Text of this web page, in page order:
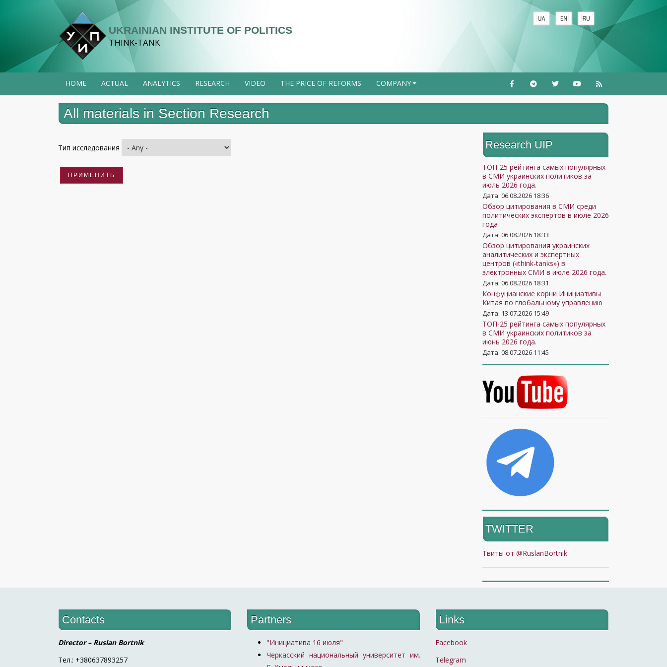
UKRAINIAN INSTITUTE OF POLITICS
THINK-TANK
HOME ACTUAL ANALYTICS RESEARCH VIDEO THE PRICE OF REFORMS +
COMPANY
All materials in Section Research
Тип исследования Research UIP
ТОП-25 рейтинга самых популярных
в СМИ украинских политиков за
июль 2026 года.
Дата: 06.08.2026 18:36
Обзор цитирования в СМИ среди
политических экспертов в июле 2026
года
Дата: 06.08.2026 18:33
Обзор цитирования украинских
аналитических и экспертных
центров («think-tanks») в
электронных СМИ в июле 2026 года.
Дата: 06.08.2026 18:31
Конфуцианские корни Инициативы
Китая по глобальному управлению
Дата: 13.07.2026 15:49
ТОП-25 рейтинга самых популярных
в СМИ украинских политиков за
июнь 2026 года.
Дата: 08.07.2026 11:45
TWITTER
Твиты от @RuslanBortnik
Contacts
Director – Ruslan Bortnik
Тел.: +380637893257
Partners
"Инициатива 16 июля"
Черкасский национальный университет им.
Links
Facebook
Telegram